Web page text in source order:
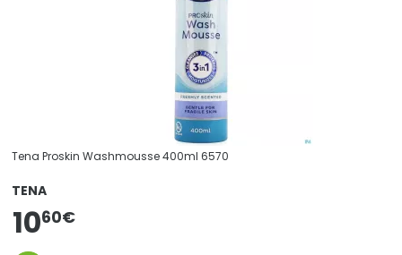
Tena Proskin Washmousse 400ml 6570
TENA
1060€